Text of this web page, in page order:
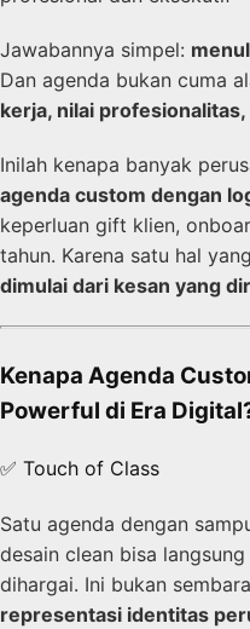
Jawabannya simpel:
Dan agenda bukan cuma
kerja, nilai
Inilah kenapa banyak
agenda custom dengan
keperluan gift klien,
tahun. Karena satu hal
dimulai dari kesan yang
Kenapa Agenda
Powerful di Era
✅ Touch of Class
Satu agenda dengan
desain clean bisa
dihargai. Ini bukan
representasi identitas